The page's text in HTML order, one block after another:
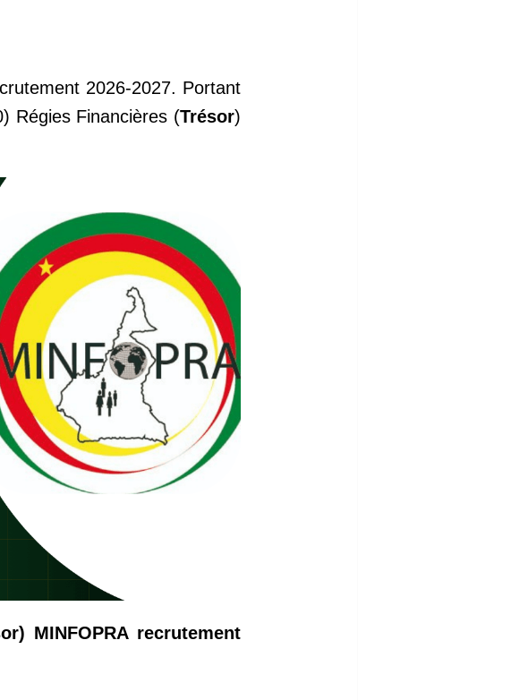
2026-2027. Portant
Régies Financières (Trésor)
MINFOPRA recrutement